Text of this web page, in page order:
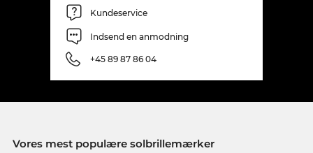
Kundeservice
Indsend en anmodning
+45 89 87 86 04
Vores mest populære solbrillemærker